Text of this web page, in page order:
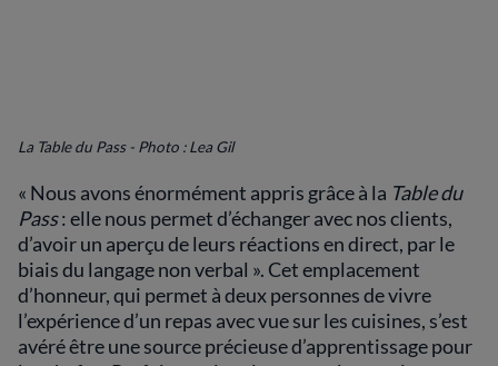
La Table du Pass - Photo : Lea Gil
« Nous avons énormément appris grâce à la Table du
Pass: elle nous permet d’échanger avec nos clients,
d’avoir un aperçu de leurs réactions en direct, par le
biais du langage non verbal ». Cet emplacement
d’honneur, qui permet à deux personnes de vivre
l’expérience d’un repas avec vue sur les cuisines, s’est
avéré être une source précieuse d’apprentissage pour